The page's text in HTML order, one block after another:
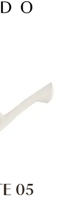
05